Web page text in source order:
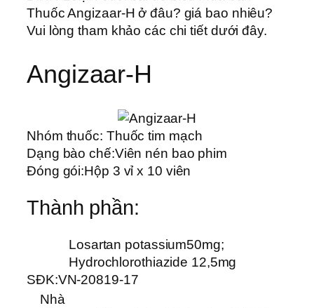
Thuốc Angizaar-H ở đâu? giá bao nhiêu?
Vui lòng tham khảo các chi tiết dưới đây.
Angizaar-H
Nhóm thuốc: Thuốc tim mạch
Dạng bào chế:Viên nén bao phim
Đóng gói:Hộp 3 vỉ x 10 viên
Thành phần:
Losartan potassium50mg;
Hydrochlorothiazide 12,5mg
SĐK:VN-20819-17
Nhà